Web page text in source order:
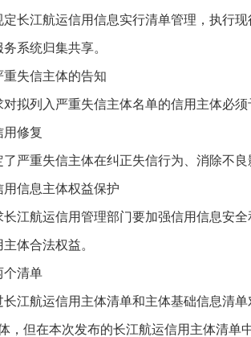
定长江航运信用信息实行清单管理，执行
系统归集共享。
重失信主体的告知
对拟列入严重失信主体名单的信用主体必
用修复
了严重失信主体在纠正失信行为、消除不
用信息主体权益保护
长江航运信用管理部门要加强信用信息安
体合法权益。
个清单
长江航运信用主体清单和主体基础信息清
，但在本次发布的长江航运信用主体清